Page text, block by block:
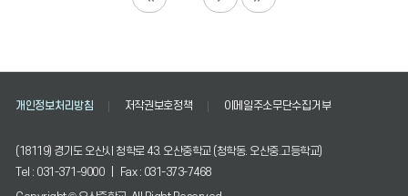
개인정보처리방침 저작권보호정책 이메일주소무단수집거부
(18119) 경기도 오산시 청학로 43. 오산중학교 (청학동. 오산중.고등학교)
Tel : 031-371-9000 | Fax : 031-373-7468